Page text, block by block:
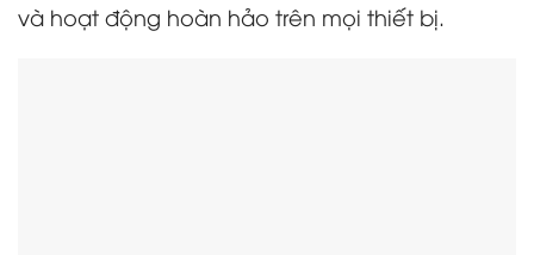
và hoạt động hoàn hảo trên mọi thiết bị.